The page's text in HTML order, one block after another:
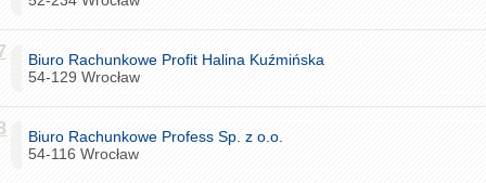
Biuro Rachunkowe Profit Halina Kuźmińska
54-129 Wrocław
Biuro Rachunkowe Profess Sp. z o.o.
54-116 Wrocław